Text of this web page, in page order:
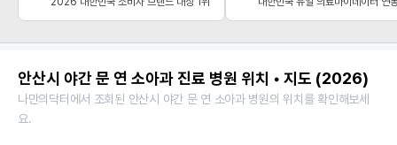
안산시 야간 문 연 소아과 진료 병원 위치 • 지도 (2026)
나만의닥터에서 조회된 안산시 야간 문 연 소아과 병원의 위치를 확인해보세
요.